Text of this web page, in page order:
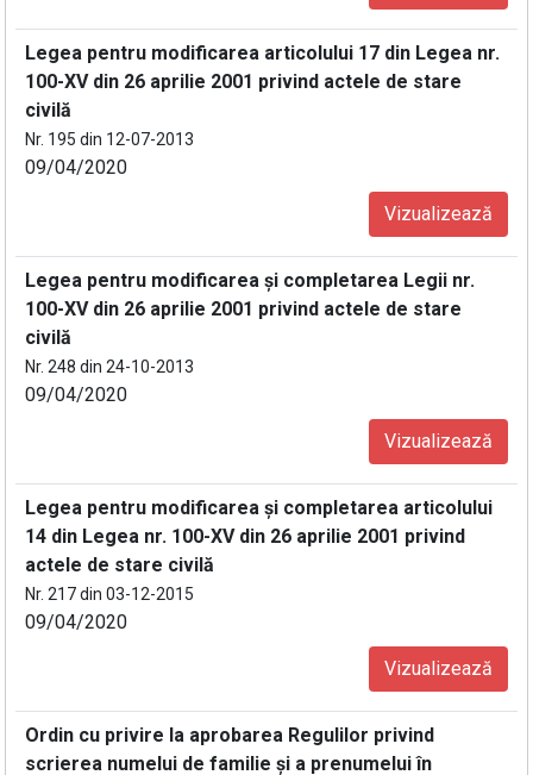
Legea pentru modificarea articolului 17 din Legea nr.
100-XV din 26 aprilie 2001 privind actele de stare
civilă
Nr. 195 din 12-07-2013
09/04/2020
Vizualizează
Legea pentru modificarea şi completarea Legii nr.
100-XV din 26 aprilie 2001 privind actele de stare
civilă
Nr. 248 din 24-10-2013
09/04/2020
Vizualizează
Legea pentru modificarea şi completarea articolului
14 din Legea nr. 100-XV din 26 aprilie 2001 privind
actele de stare civilă
Nr. 217 din 03-12-2015
09/04/2020
Vizualizează
Ordin cu privire la aprobarea Regulilor privind
scrierea numelui de familie şi a prenumelui în